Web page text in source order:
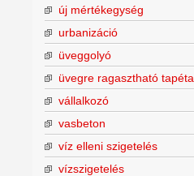
új mértékegység
urbanizáció
üveggolyó
üvegre ragasztható tapéta
vállalkozó
vasbeton
víz elleni szigetelés
vízszigetelés